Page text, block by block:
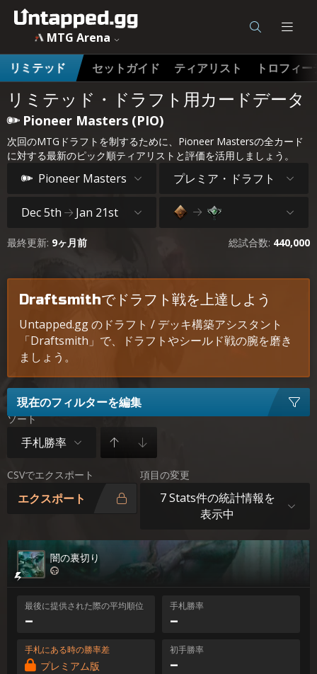
MTG Arena
リミテッド
セットガイド ティアリスト トロフィ
リミテッド・ドラフト用カードデータ
Pioneer Masters (PIO)
次回のMTGドラフトを制するために、Pioneer Mastersの全カード
に対する最新のピック順ティアリストと評価を活用しましょう。
Pioneer Masters プレミア・ドラフト
Dec 5th Jan 21st
最終更新: 9ヶ月前 総試合数: 440,000
Draftsmithでドラフト戦を上達しよう
Untapped.gg のドラフト / デッキ構築アシスタント
「Draftsmith」で、ドラフトやシールド戦の腕を磨き
ましょう。
現在のフィルターを編集
ソート
手札勝率
CSVでエクスポート
エクスポート
項目の変更
7 Stats件の統計情報を
表示中
闇の裏切り
最後に提供された際の平均順位
–
手札勝率
–
手札にある時の勝率差
プレミアム版
初手勝率
–